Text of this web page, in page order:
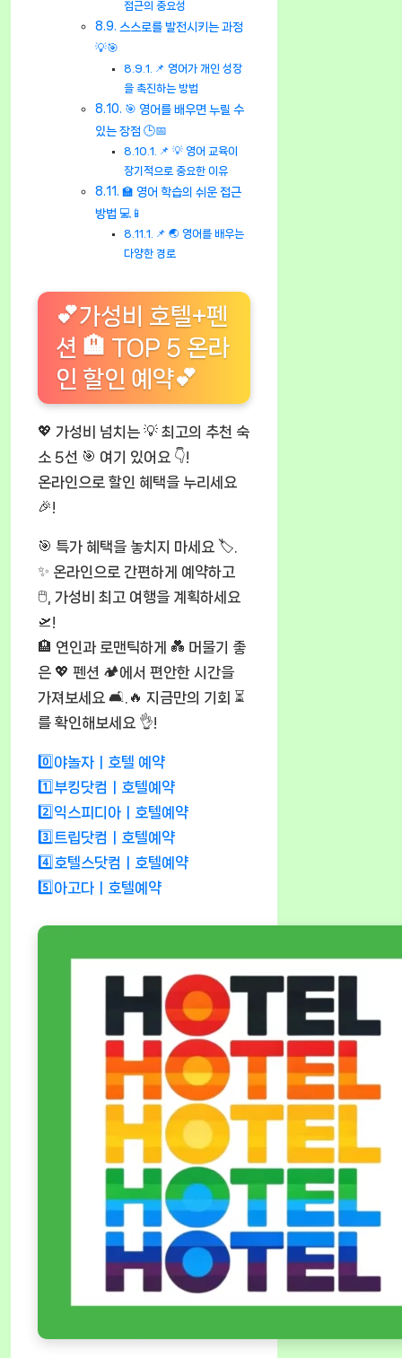
접근의 중요성
스스로를 발전시키는 과정
💡🎯
📌 영어가 개인 성장
을 촉진하는 방법
🎯 영어를 배우면 누릴 수
있는 장점 🕒📅
📌 💡 영어 교육이
장기적으로 중요한 이유
🏫 영어 학습의 쉬운 접근
방법 💻📱
📌 🌏 영어를 배우는
다양한 경로
💕가성비 호텔+펜
션 🏨 TOP 5 온라
인 할인 예약💕
💖 가성비 넘치는 💡 최고의 추천 숙
소 5선 🎯 여기 있어요 👇!
온라인으로 할인 혜택을 누리세요
🎉!
🎯 특가 혜택을 놓치지 마세요 🏷️.
✨ 온라인으로 간편하게 예약하고
🖱️, 가성비 최고 여행을 계획하세요
🛫!
🏨 연인과 로맨틱하게 💑 머물기 좋
은 💖 펜션 🏕️에서 편안한 시간을
가져보세요 🛋️.🔥 지금만의 기회 ⏳
를 확인해보세요 👌!
0️⃣야놀자ㅣ호텔 예약
1️⃣부킹닷컴ㅣ호텔예약
2️⃣익스피디아ㅣ호텔예약
3️⃣트립닷컴ㅣ호텔예약
4️⃣호텔스닷컴ㅣ호텔예약
5️⃣아고다ㅣ호텔예약